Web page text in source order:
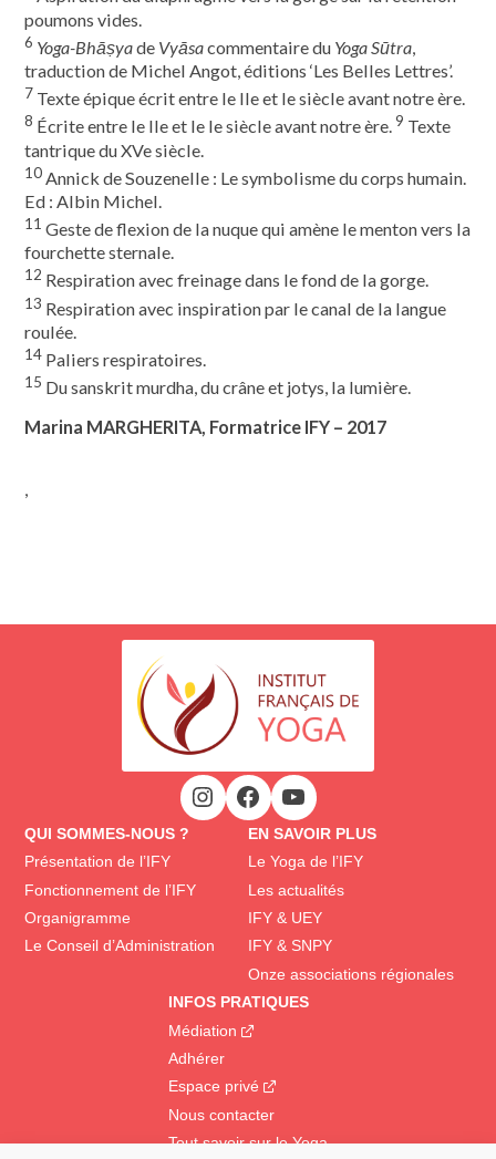
poumons vides.
6 Yoga-Bhāṣyade Vyāsacommentaire du Yoga Sūtra,
traduction de Michel Angot, éditions ‘Les Belles Lettres’.
7 Texte épique écrit entre le IIe et le siècle avant notre ère.
8 Écrite entre le IIe et le Ie siècle avant notre ère.9 Texte
tantrique du XVe siècle.
10Annick de Souzenelle : Le symbolisme du corps humain.
Ed : Albin Michel.
11 Geste de flexion de la nuque qui amène le menton vers la
fourchette sternale.
12 Respiration avec freinage dans le fond de la gorge.
13 Respiration avec inspiration par le canal de la langue
roulée.
14 Paliers respiratoires.
15 Du sanskrit murdha, du crâne et jotys, la lumière.
Marina MARGHERITA, Formatrice IFY – 2017
QUI SOMMES-NOUS ?
Présentation de l’IFY
Fonctionnement de l’IFY
Organigramme
Le Conseil d’Administration
EN SAVOIR PLUS
Le Yoga de l’IFY
Les actualités
IFY & UEY
IFY & SNPY
Onze associations régionales
INFOS PRATIQUES
Médiation
Adhérer
Espace privé
Nous contacter
Tout savoir sur le Yoga